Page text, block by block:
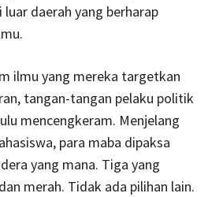
daerah yang berharap
ilmu yang mereka targetkan
tangan-tangan pelaku politik
mencengkeram. Menjelang
para maba dipaksa
yang mana. Tiga yang
merah. Tidak ada pilihan lain.